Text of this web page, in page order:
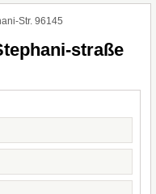
Str. 96145
straße